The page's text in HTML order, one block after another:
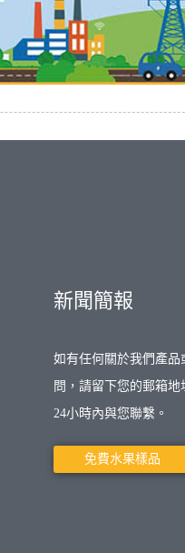
新聞簡報
如有任何關於我們產品
問，請留下您的郵箱地
24小時內與您聯繫。
免費水果樣品